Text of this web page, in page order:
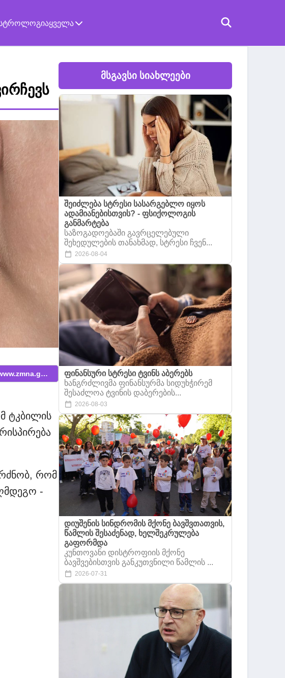
ყველა
https://www.zmna.ge/news/rotsa-shakarze-...
ტკბილის
რომ
-
მსგავსი სიახლეები
შეიძლება სტრესი სასარგებლო იყოს
ადამიანებისთვის? - ფსიქოლოგის
განმარტება
საზოგადოებაში გავრცელებული
შეხედულების თანახმად, სტრესი ჩვენ...
2026-08-04
ფინანსური სტრესი ტვინს აბერებს
ხანგრძლივმა ფინანსურმა სიდუხჭირემ
შესაძლოა ტვინის დაბერების...
2026-08-03
დიუშენის სინდრომის მქონე ბავშვთათვის,
წამლის შესაძენად, ხელშეკრულება
გაფორმდა
კუნთოვანი დისტროფიის მქონე
ბავშვებისთვის განკუთვნილი წამლის ...
2026-07-31